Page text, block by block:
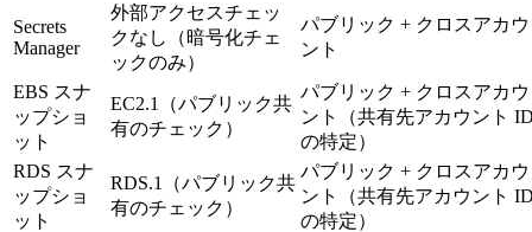
Secrets
Manager
外部アクセスチェッ
クなし（暗号化チェ
ックのみ）
パブリック + クロスアカウ
ント
EBS スナ
ップショ
ット
EC2.1（パブリック共
有のチェック）
パブリック + クロスアカウ
ント（共有先アカウント
の特定）
RDS スナ
ップショ
ット
RDS.1（パブリック共
有のチェック）
パブリック + クロスアカウ
ント（共有先アカウント
の特定）